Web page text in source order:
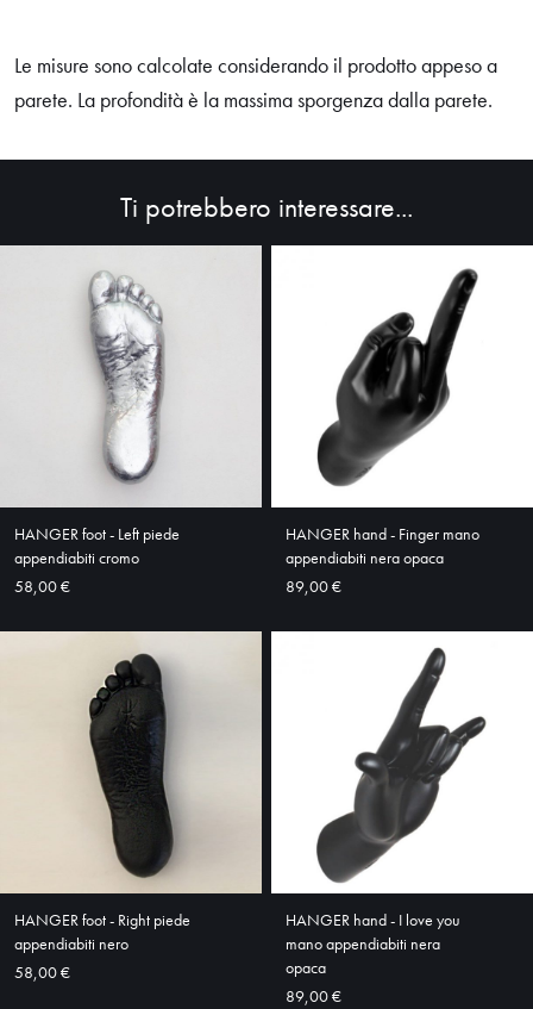
Le misure sono calcolate considerando il prodotto appeso a
parete. La profondità è la massima sporgenza dalla parete.
Ti potrebbero interessare...
HANGER foot - Left piede
appendiabiti cromo
58,00 €
HANGER hand - Finger mano
appendiabiti nera opaca
89,00 €
HANGER foot - Right piede
appendiabiti nero
58,00 €
HANGER hand - I love you
mano appendiabiti nera
opaca
89,00 €